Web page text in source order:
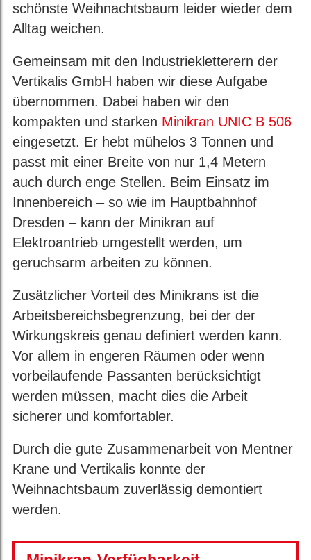
schönste Weihnachtsbaum leider wieder dem
Alltag weichen.
Gemeinsam mit den Industriekletterern der
Vertikalis GmbH haben wir diese Aufgabe
übernommen. Dabei haben wir den
kompakten und starken Minikran UNIC B 506
eingesetzt. Er hebt mühelos 3 Tonnen und
passt mit einer Breite von nur 1,4 Metern
auch durch enge Stellen. Beim Einsatz im
Innenbereich – so wie im Hauptbahnhof
Dresden – kann der Minikran auf
Elektroantrieb umgestellt werden, um
geruchsarm arbeiten zu können.
Zusätzlicher Vorteil des Minikrans ist die
Arbeitsbereichsbegrenzung, bei der der
Wirkungskreis genau definiert werden kann.
Vor allem in engeren Räumen oder wenn
vorbeilaufende Passanten berücksichtigt
werden müssen, macht dies die Arbeit
sicherer und komfortabler.
Durch die gute Zusammenarbeit von Mentner
Krane und Vertikalis konnte der
Weihnachtsbaum zuverlässig demontiert
werden.